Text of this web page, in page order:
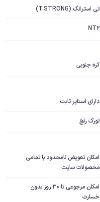
تی استرانگ (T.STRONG)
NT2
کره جنوبی
دارای استاپر ثابت
تورک رنچ
امکان تعویض نامحدود با تمامی
محصولات سایت
امکان مرجوعی تا 30 روز بدون
خسارت